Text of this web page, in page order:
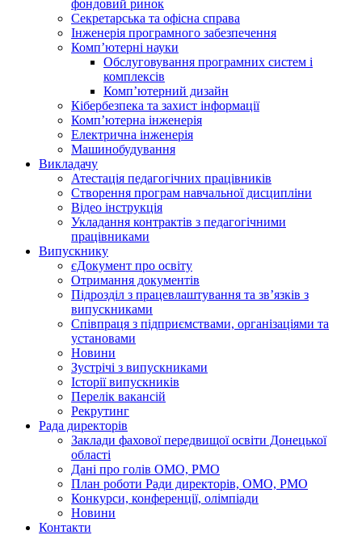
фондовий ринок
Секретарська та офісна справа
Інженерія програмного забезпечення
Комп’ютерні науки
Обслуговування програмних систем і
комплексів
Комп’ютерний дизайн
Кібербезпека та захист інформації
Комп’ютерна інженерія
Електрична інженерія
Машинобудування
Викладачу
Атестація педагогічних працівників
Створення програм навчальної дисципліни
Відео інструкція
Укладання контрактів з педагогічними
працівниками
Випускнику
єДокумент про освіту
Отримання документів
Підрозділ з працевлаштування та зв’язків з
випускниками
Співпраця з підприємствами, організаціями та
установами
Новини
Зустрічі з випускниками
Історії випускників
Перелік вакансій
Рекрутинг
Рада директорів
Заклади фахової передвищої освіти Донецької
області
Дані про голів ОМО, РМО
План роботи Ради директорів, ОМО, РМО
Конкурси, конференції, олімпіади
Новини
Контакти